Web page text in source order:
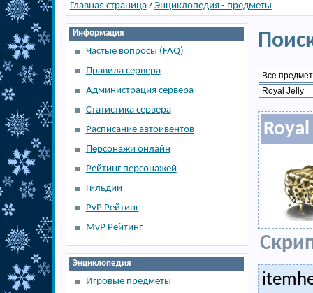
Главная страница/ Энциклопедия - предметы
Информация
Частые вопросы (FAQ)
Правила сервера
Администрация сервера
Статистика сервера
Расписание автоивентов
Персонажи онлайн
Рейтинг персонажей
Гильдии
PvP Рейтинг
MvP Рейтинг
Энциклопедия
Игровые предметы